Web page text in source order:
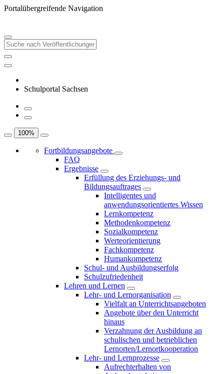
Portalübergreifende Navigation
Schulportal Sachsen
100%
Fortbildungsangebote
FAQ
Ergebnisse
Erfüllung des Erziehungs- und
Bildungsauftrages
Intelligentes und
anwendungsorientiertes Wissen
Lernkompetenz
Methodenkompetenz
Sozialkompetenz
Werteorientierung
Fachkompetenz
Humankompetenz
Schul- und Ausbildungserfolg
Schulzufriedenheit
Lehren und Lernen
Lehr- und Lernorganisation
Vielfalt an Unterrichtsangeboten
Angebote über den Unterricht
hinaus
Verzahnung der Ausbildung an
schulischen und betrieblichen
Lernorten/Lernortkooperation
Lehr- und Lernprozesse
Aufrechterhalten von